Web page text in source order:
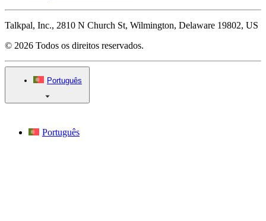
Talkpal, Inc., 2810 N Church St, Wilmington, Delaware 19802, US
© 2026 Todos os direitos reservados.
Português
Português